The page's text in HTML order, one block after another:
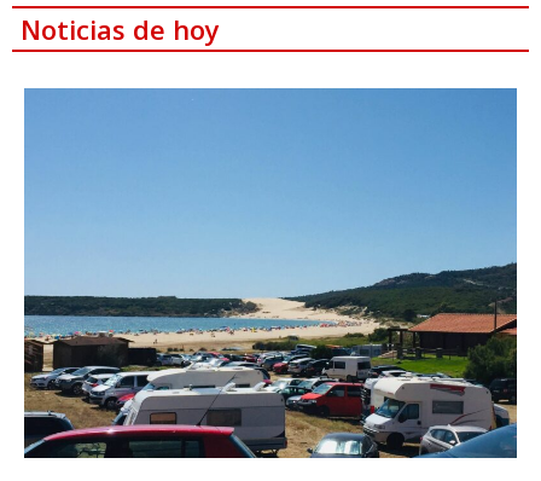
Noticias de hoy